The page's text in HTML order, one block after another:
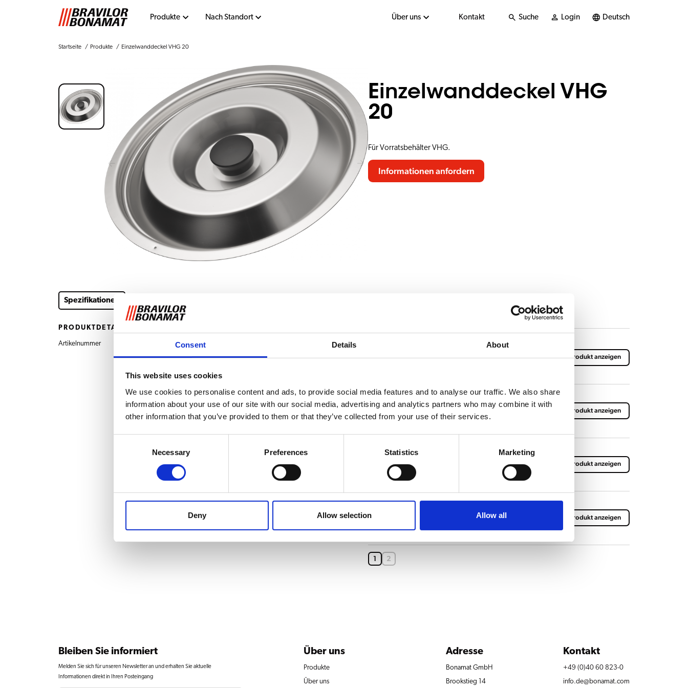
Consent Details About
This website uses cookies
We use cookies to personalise content and ads, to provide social media features and to analyse our traffic. We also share
information about your use of our site with our social media, advertising and analytics partners who may combine it with
other information that you’ve provided to them or that they’ve collected from your use of their services.
Necessary Preferences Statistics Marketing
Deny Allow selection Allow all
Produkte Nach Standort Über uns Kontakt Suche Login Deutsch
Startseite Produkte Einzelwanddeckel VHG 20
Einzelwanddeckel VHG
20
Für Vorratsbehälter VHG.
Informationen anfordern
Spezifikationen
PRODUKTDETAILS
Artikelnummer 7.110.410.501 Einzelwanddeckel VHG 20
NAK 20 mit Brühkorb Produkt anzeigen
Einzelwanddeckel VHG 40 Produkt anzeigen
Einzelwanddeckel VHG 10 Produkt anzeigen
Einzelwanddeckel VHG 5 Produkt anzeigen
1 2
Bleiben Sie informiert
Melden Sie sich für unseren Newsletter an und erhalten Sie aktuelle
Informationen direkt in Ihren Posteingang
Über uns
Produkte
Über uns
Adresse
Bonamat GmbH
Brookstieg 14
Kontakt
+49 (0)40 60 823-0
info.de@bonamat.com